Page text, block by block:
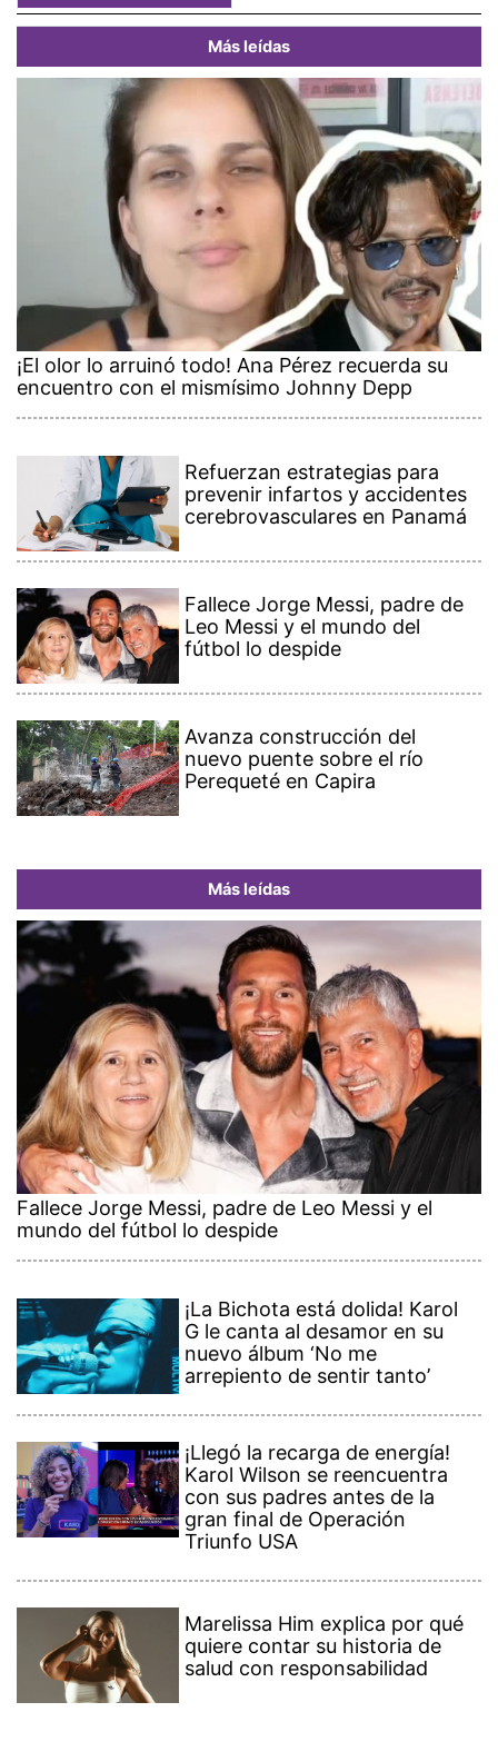
Más leídas
¡El olor lo arruinó todo! Ana Pérez recuerda su
encuentro con el mismísimo Johnny Depp
Refuerzan estrategias para
prevenir infartos y accidentes
cerebrovasculares en Panamá
Fallece Jorge Messi, padre de
Leo Messi y el mundo del
fútbol lo despide
Avanza construcción del
nuevo puente sobre el río
Perequeté en Capira
Más leídas
Fallece Jorge Messi, padre de Leo Messi y el
mundo del fútbol lo despide
¡La Bichota está dolida! Karol
G le canta al desamor en su
nuevo álbum ‘No me
arrepiento de sentir tanto’
¡Llegó la recarga de energía!
Karol Wilson se reencuentra
con sus padres antes de la
gran final de Operación
Triunfo USA
Marelissa Him explica por qué
quiere contar su historia de
salud con responsabilidad